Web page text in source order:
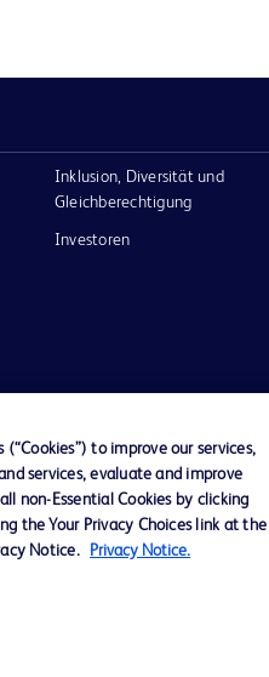
Inklusion, Diversität und
Gleichberechtigung
Investoren
to improve our services,
services, evaluate and improve
non-Essential Cookies by clicking
the Your Privacy Choices link at the
Notice.
Privacy Notice.